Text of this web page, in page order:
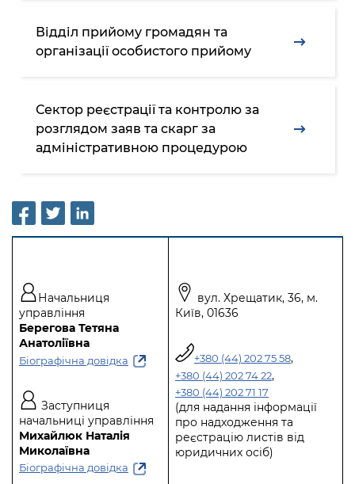
Kyiv International Relations
Гендерна політика
Безбар'єрність
Портал Захисників та Захисниць
Безбар'єрність
Міський застосунок Київ Цифровий
Важливе під час воєнного стану
Важливе під час воєнного стану
Портал даних Києва
Відділ прийому громадян та
організації особистого прийому
Сектор реєстрації та контролю за
розглядом заяв та скарг за
адміністративною процедурою
Начальниця
управління
Берегова Тетяна
Анатоліївна
Біографічна довідка
Заступниця
начальниці управління
Михайлюк Наталія
Миколаївна
Біографічна довідка
вул. Хрещатик, 36, м.
Київ, 01636
+380 (44) 202 75 58,
+380 (44) 202 74 22,
+380 (44) 202 71 17
(для надання інформації
про надходження та
реєстрацію листів від
юридичних осіб)